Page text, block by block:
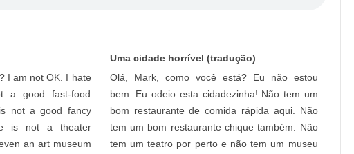
Uma cidade horrível (tradução)
I am not OK. I hate
a good fast-food
not a good fancy
is not a theater
an art museum
Olá, Mark, como você está? Eu não estou
bem. Eu odeio esta cidadezinha! Não tem um
bom restaurante de comida rápida aqui. Não
tem um bom restaurante chique também. Não
tem um teatro por perto e não tem um museu